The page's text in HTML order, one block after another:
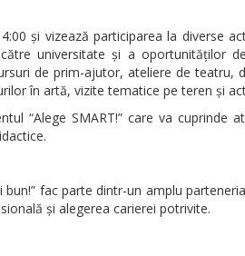
şi vizează participarea la diverse
universitate şi a oportunităţilor
de prim-ajutor, ateliere de teatru,
în artă, vizite tematice pe teren şi
“Alege SMART!” care va cuprinde
fac parte dintr-un amplu
și alegerea carierei potrivite.